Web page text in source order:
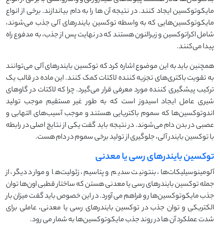
مایکوتوکسین ایجاد کنند. در نتیجه آن ها را به دام بیاندازند. برخی از انواع
مایکوتوکسین‌هایی که به واسطه توکسین بایندرهای آلی جذب می‌شوند،
شامل اکراتوکسین و زیرالنون هستند که در نهایت پس از جذب، به مدفوع راه
پیدا می‌کنند.
همچنین باید به این موضوع اشاره کرد که توکسین بایندرهای آلی می‌توانند
به تقویت باکتری‌های تجزیه کننده لاکتات کمک کنند. این ماده در قالب یک
ترکیب پیشگیری کننده مورد معرفی قرار می‌گیرد. چرا که لاکتات در گاوهای
شیری عامل ایجاد اسیدوز است که به طور غیر مستقیم موجب تولید
اندوتوکسین‌ها که سموم باکتریایی هستند و موجب آسیب‌های التهابی و
عصبی در بدن دام می‌شوند. در نتیجه باید گفت یکی از نتایج اصلی در رابطه
با توکسین بایندر آلی، جلوگیری از تولید برخی سموم در دام هست.
توکسین بایندرهای رسی یا معدنی
آلومینوسیلیکات‌ها، بنتونیت سدیم و پتاسیم، زئولیت‌ها و موارد دیگر، از
جمله توکسین بایندرهای رسی یا معدنی هستن که ساختار قطبی اون‌ها توان
جذب مایکوتوکسین‌ها رو فراهم می آورد. در این خصوص باید گفت میزان بار
الکتریکی و توان جذب در توکسین بایندرهای رسی یا معدنی، عاملی برای
شدت عملکرد آن ها در روند جذب مایکوتوکسین‌ها به شمار می رود.